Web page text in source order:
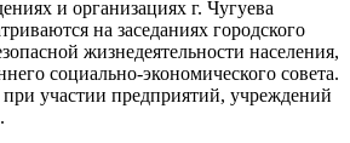
и организациях г. Чугуева
на заседаниях городского
жизнедеятельности населения,
социально-экономического совета.
при участии предприятий, учреждений